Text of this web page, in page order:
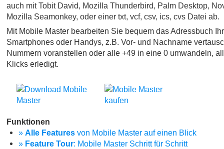
auch mit Tobit David, Mozilla Thunderbird, Palm Desktop,
Mozilla Seamonkey, oder einer txt, vcf, csv, ics, cvs Datei ab.
Mit Mobile Master bearbeiten Sie bequem das Adressbuch
Smartphones oder Handys, z.B. Vor- und Nachname
Nummern voranstellen oder alle +49 in eine 0 umwandeln,
Klicks erledigt.
Funktionen
» Alle Features von Mobile Master auf einen Blick
» Feature Tour: Mobile Master Schritt für Schritt